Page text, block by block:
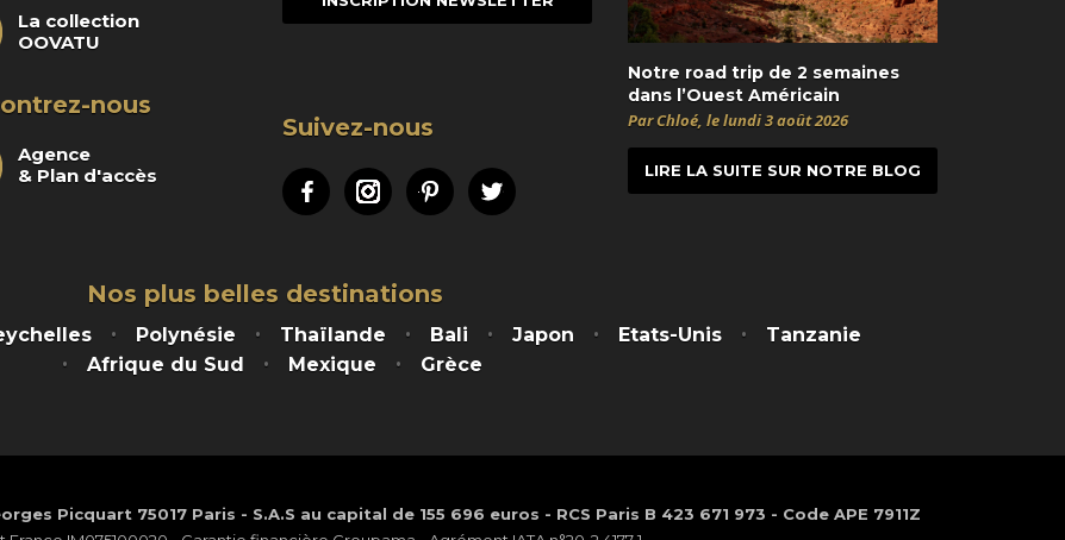
La collection
OOVATU
nous
Agence
& Plan d'accès
Suivez-nous
FacebookInstagramPinterestTwitter
Notre road trip de 2 semaines
dans l’Ouest Américain
Par Chloé, le lundi 3 août 2026
LIRE LA SUITE SUR NOTRE BLOG
Nos plus belles destinations
Polynésie Thaïlande Bali Japon Etats-Unis
Tanzanie
Afrique du Sud
Mexique Grèce
Picquart 75017 Paris - S.A.S au capital de 155 696 euros - RCS Paris B 423 671 973 - Code APE 7911Z